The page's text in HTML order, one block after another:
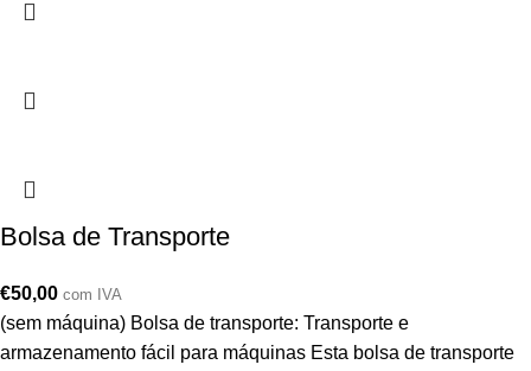
Bolsa de Transporte
€50,00 com IVA
(sem máquina) Bolsa de transporte: Transporte e
armazenamento fácil para máquinas Esta bolsa de transporte